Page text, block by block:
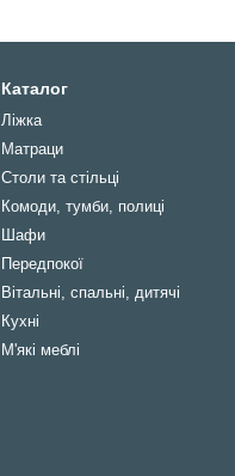
Каталог
Ліжка
Матраци
Столи та стільці
Комоди, тумби, полиці
Шафи
Передпокої
Вітальні, спальні, дитячі
Кухні
М'які меблі